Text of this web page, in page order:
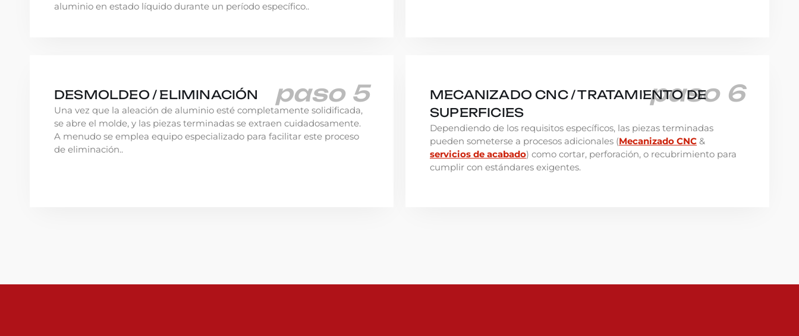
aluminio en estado líquido durante un período específico..
paso 5
DESMOLDEO / ELIMINACIÓN
Una vez que la aleación de aluminio esté completamente solidificada,
se abre el molde, y las piezas terminadas se extraen cuidadosamente.
A menudo se emplea equipo especializado para facilitar este proceso
de eliminación..
paso 6
MECANIZADO CNC / TRATAMIENTO DE
SUPERFICIES
Dependiendo de los requisitos específicos, las piezas terminadas
pueden someterse a procesos adicionales (Mecanizado CNC &
servicios de acabado) como cortar, perforación, o recubrimiento para
cumplir con estándares exigentes.